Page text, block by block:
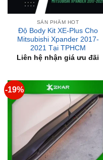
Độ Body Kit XE-Plus Cho
Mitsubishi Xpander 2017-
2021 Tại TPHCM
Liên hệ nhận giá ưu đãi